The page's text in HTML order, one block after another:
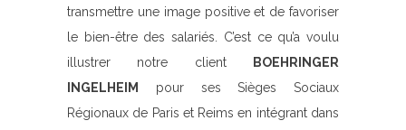
transmettre une image positive et de favoriser
le bien-être des salariés. C’est ce qu’a voulu
illustrer notre client
BOEHRINGER
INGELHEIM
pour ses Sièges Sociaux
Régionaux de Paris et Reims en intégrant dans